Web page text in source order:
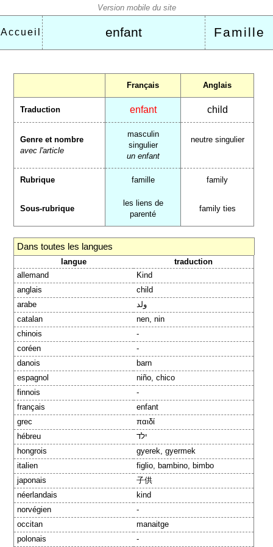
Accueil enfant Famille
Français Anglais
Traduction enfant child
Genre et nombre
avec l'article
masculin
singulier
un enfant
neutre singulier
Rubrique famille family
Sous-rubrique
les liens de
parenté
family ties
Dans toutes les langues
langue
traduction
allemand
Kind
anglais
child
arabe
ولد
catalan
nen, nin
chinois
-
coréen
-
danois
barn
espagnol
niño, chico
finnois
-
français
enfant
grec
παιδί
hébreu
ילד
hongrois
gyerek, gyermek
italien
figlio, bambino, bimbo
japonais
子供
néerlandais
kind
norvégien
-
occitan
manaitge
polonais
-